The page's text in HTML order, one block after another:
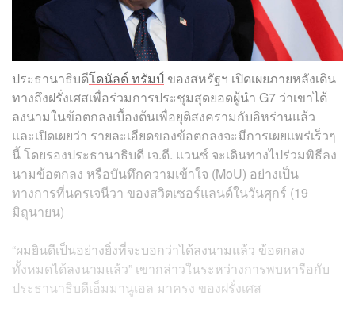
ประธานาธิบดีโดนัลด์ ทรัมป์ ของสหรัฐฯ เปิดเผยภายหลังเดิน
ทางถึงฝรั่งเศสเพื่อร่วมการประชุมสุดยอดผู้นำ G7 ว่าเขาได้
ลงนามในข้อตกลงเบื้องต้นเพื่อยุติสงครามกับอิหร่านแล้ว
และเปิดเผยว่า รายละเอียดของข้อตกลงจะมีการเผยแพร่เร็วๆ
นี้ โดยรองประธานาธิบดี เจ.ดี. แวนซ์ จะเดินทางไปร่วมพิธีลง
นามข้อตกลง หรือบันทึกความเข้าใจ (MoU) อย่างเป็น
ทางการที่นครเจนีวา ของสวิตเซอร์แลนด์ในวันศุกร์ (19
มิถุนายน)
“ผมยินดีเป็นอย่างยิ่งที่จะบอกว่าได้ลงนามแล้ว ข้อตกลง
ทั้งหมดได้ลงนามแล้ว” เขากล่าวในระหว่างการพบหารือกับ
ประธานาธิบดีเอ็มมานูเอล มาครง ของฝรั่งเศส